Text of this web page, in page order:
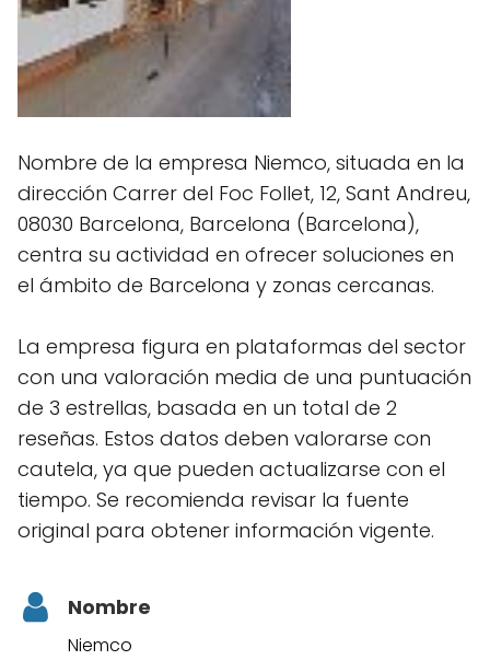
Nombre de la empresa Niemco, situada en la
dirección Carrer del Foc Follet, 12, Sant Andreu,
08030 Barcelona, Barcelona (Barcelona),
centra su actividad en ofrecer soluciones en
el ámbito de Barcelona y zonas cercanas.
La empresa figura en plataformas del sector
con una valoración media de una puntuación
de 3 estrellas, basada en un total de 2
reseñas. Estos datos deben valorarse con
cautela, ya que pueden actualizarse con el
tiempo. Se recomienda revisar la fuente
original para obtener información vigente.
Nombre
Niemco